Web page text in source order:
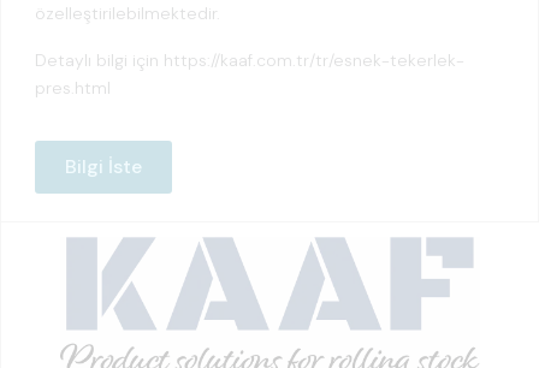
özelleştirilebilmektedir.
Detaylı bilgi için https://kaaf.com.tr/tr/esnek-tekerlek-
pres.html
Bilgi İste